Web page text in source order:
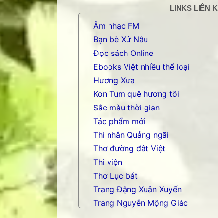
LINKS LIÊN
Âm nhạc FM
Bạn bè Xứ Nẫu
Đọc sách Online
Ebooks Việt nhiều thể loại
Hương Xưa
Kon Tum quê hương tôi
Sắc màu thời gian
Tác phẩm mới
Thi nhân Quảng ngãi
Thơ đường đất Việt
Thi viện
Thơ Lục bát
Trang Đặng Xuân Xuyến
Trang Nguyễn Mộng Giác